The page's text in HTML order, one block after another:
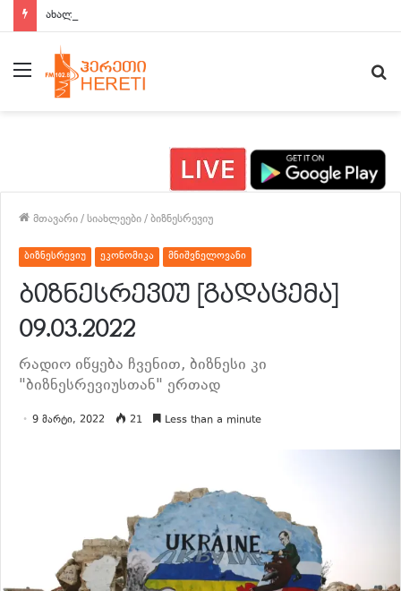
ახალი ამბები 15:00 საათზე
მენიუ
მთავარი/სიახლეები/ბიზნესრევიუ
ბიზნესრევიუ ეკონომიკა მნიშვნელოვანი
ბიზნესრევიუ [გადაცემა]
09.03.2022
რადიო იწყება ჩვენით, ბიზნესი კი
"ბიზნესრევიუსთან" ერთად
9 მარტი, 2022 21 Less than a minute